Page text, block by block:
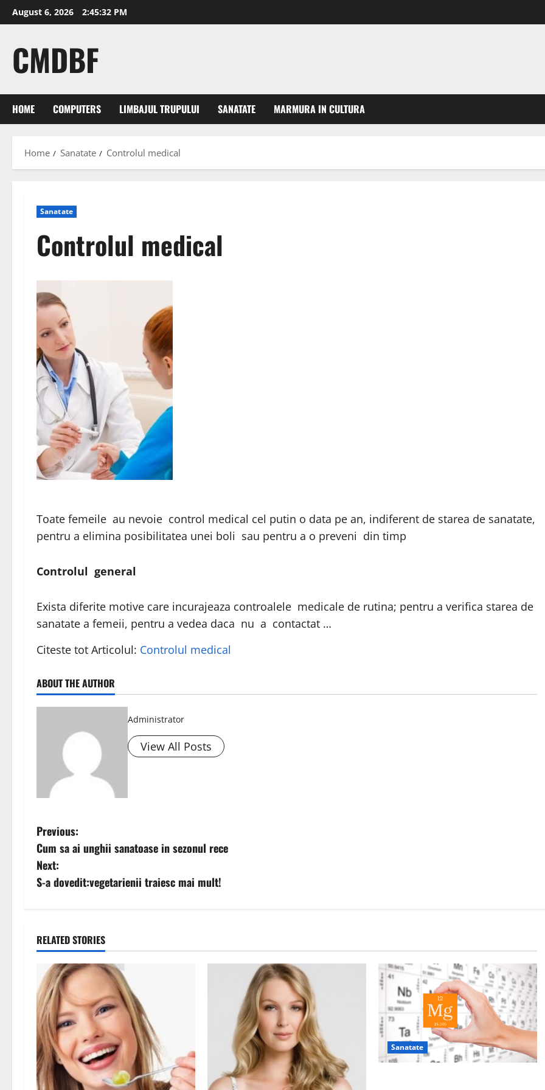
Skip
to
August 6, 2026 2:45:32 PM
CMDBF
HOME COMPUTERS LIMBAJUL TRUPULUI SANATATE MARMURA IN CULTURA
Home Sanatate Controlul medical
Sanatate
Controlul medical
Toate femeile au nevoie control medical cel putin o data pe an, indiferent de starea de sanatate,
pentru a elimina posibilitatea unei boli sau pentru a o preveni din timp
Controlul general
Exista diferite motive care incurajeaza controalele medicale de rutina; pentru a verifica starea de
sanatate a femeii, pentru a vedea daca nu a contactat …
Citeste tot Articolul: Controlul medical
ABOUT THE AUTHOR
Administrator
View All Posts
P
o
s
n
v
i
g
a
Previous:
Cum sa ai unghii sanatoase in sezonul rece
Next:
S-a dovedit:vegetarienii traiesc mai mult!
RELATED STORIES
Sanatate